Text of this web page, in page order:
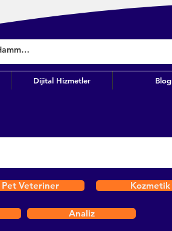
Dijital Hizmetler Blog
Pet Veteriner Kozmetik
Analiz